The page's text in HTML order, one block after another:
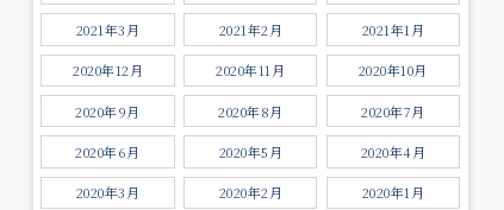
2021年3月 2021年2月 2021年1月
2020年12月 2020年11月 2020年10月
2020年9月 2020年8月 2020年7月
2020年6月 2020年5月 2020年4月
2020年3月 2020年2月 2020年1月